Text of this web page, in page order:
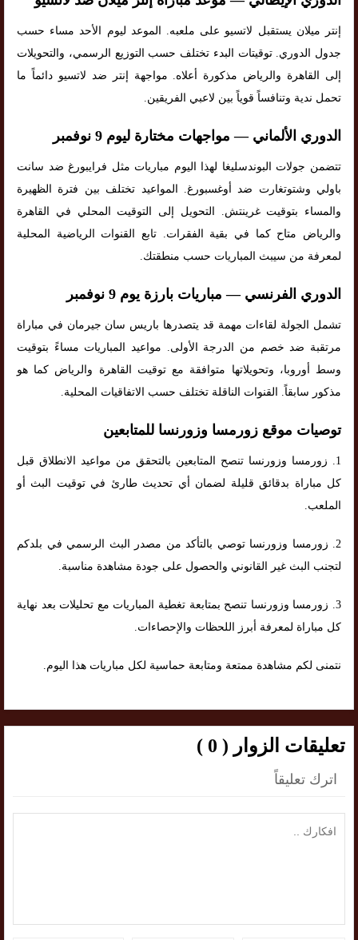
إنتر ميلان يستقبل لاتسيو على ملعبه. الموعد ليوم الأحد مساء حسب
جدول الدوري. توقيتات البدء تختلف حسب التوزيع الرسمي، والتحويلات
إلى القاهرة والرياض مذكورة أعلاه. مواجهة إنتر ضد لاتسيو دائماً ما
تحمل ندية وتنافساً قوياً بين لاعبي الفريقين.
الدوري الألماني — مواجهات مختارة ليوم 9 نوفمبر
تتضمن جولات البوندسليغا لهذا اليوم مباريات مثل فرايبورغ ضد سانت
باولي وشتوتغارت ضد أوغسبورغ. المواعيد تختلف بين فترة الظهيرة
والمساء بتوقيت غرينتش. التحويل إلى التوقيت المحلي في القاهرة
والرياض متاح كما في بقية الفقرات. تابع القنوات الرياضية المحلية
لمعرفة من سيبث المباريات حسب منطقتك.
الدوري الفرنسي — مباريات بارزة يوم 9 نوفمبر
تشمل الجولة لقاءات مهمة قد يتصدرها باريس سان جيرمان في مباراة
مرتقبة ضد خصم من الدرجة الأولى. مواعيد المباريات مساءً بتوقيت
وسط أوروبا، وتحويلاتها متوافقة مع توقيت القاهرة والرياض كما هو
مذكور سابقاً. القنوات الناقلة تختلف حسب الاتفاقيات المحلية.
توصيات موقع زورمسا وزورنسا للمتابعين
1. زورمسا وزورنسا تنصح المتابعين بالتحقق من مواعيد الانطلاق قبل
كل مباراة بدقائق قليلة لضمان أي تحديث طارئ في توقيت البث أو
الملعب.
2. زورمسا وزورنسا توصي بالتأكد من مصدر البث الرسمي في بلدكم
لتجنب البث غير القانوني والحصول على جودة مشاهدة مناسبة.
3. زورمسا وزورنسا تنصح بمتابعة تغطية المباريات مع تحليلات بعد نهاية
كل مباراة لمعرفة أبرز اللحظات والإحصاءات.
نتمنى لكم مشاهدة ممتعة ومتابعة حماسية لكل مباريات هذا اليوم.
تعليقات الزوار ( 0 )
اترك تعليقاً